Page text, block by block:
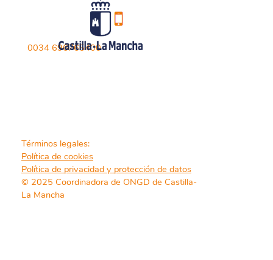
0034 696765400
Términos legales:
Política de cookies
Política de privacidad y protección de datos
© 2025 Coordinadora de ONGD de Castilla-
La Mancha